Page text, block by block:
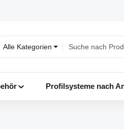
Alle Kategorien
Profilsysteme nach